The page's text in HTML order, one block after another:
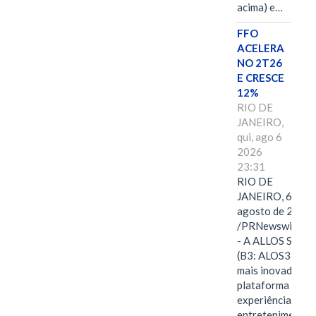
acima) e…
FFO
ACELERA
NO 2T26
E CRESCE
12%
RIO DE
JANEIRO,
qui, ago 6
2026
23:31
RIO DE
JANEIRO, 6 de
agosto de 2026
/PRNewswire/ -
- A ALLOS S.A.
(B3: ALOS3), a
mais inovadora
plataforma de
experiências,